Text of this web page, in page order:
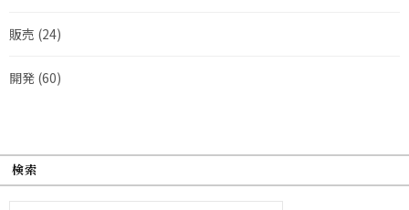
販売 (24)
開発 (60)
検索